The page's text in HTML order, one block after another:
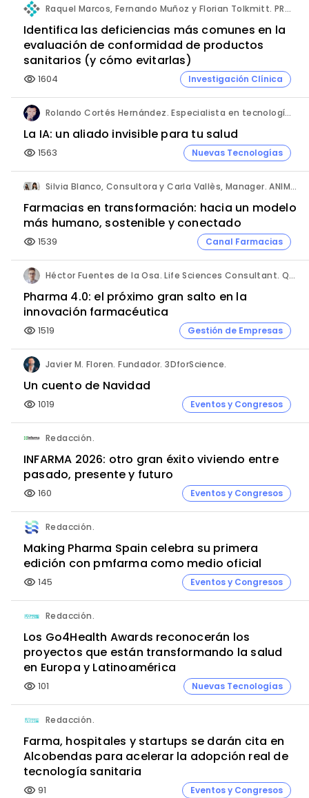
Raquel Marcos, Fernando Muñoz y Florian Tolkmitt. PRO-LIANCE GLOBAL SOLUTIONS GmbH.
Identifica las deficiencias más comunes en la
evaluación de conformidad de productos
sanitarios (y cómo evitarlas)
visibility 1604 Investigación Clínica
Rolando Cortés Hernández. Especialista en tecnología e inteligencia artificial. Director Comercial. AQUÍ tu Remodelación.
La IA: un aliado invisible para tu salud
visibility 1563 Nuevas Tecnologías
Silvia Blanco, Consultora y Carla Vallès, Manager. ANIMA.
Farmacias en transformación: hacia un modelo
más humano, sostenible y conectado
visibility 1539 Canal Farmacias
Héctor Fuentes de la Osa. Life Sciences Consultant. QbD Group.
Pharma 4.0: el próximo gran salto en la
innovación farmacéutica
visibility 1519 Gestión de Empresas
Javier M. Floren. Fundador. 3DforScience.
Un cuento de Navidad
visibility 1019 Eventos y Congresos
Redacción.
INFARMA 2026: otro gran éxito viviendo entre
pasado, presente y futuro
visibility 160 Eventos y Congresos
Redacción.
Making Pharma Spain celebra su primera
edición con pmfarma como medio oficial
visibility 145 Eventos y Congresos
Redacción.
Los Go4Health Awards reconocerán los
proyectos que están transformando la salud
en Europa y Latinoamérica
visibility 101 Nuevas Tecnologías
Redacción.
Farma, hospitales y startups se darán cita en
Alcobendas para acelerar la adopción real de
tecnología sanitaria
visibility 91 Eventos y Congresos